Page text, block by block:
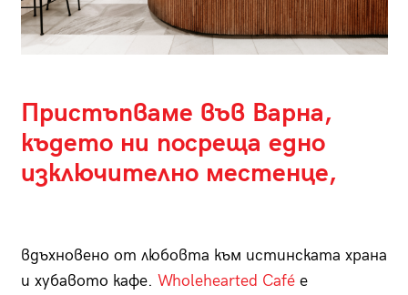
Пристъпваме във Варна,
където ни посреща едно
изключително местенце,
вдъхновено от любовта към истинската храна
и хубавото кафе. Wholehearted Caféе